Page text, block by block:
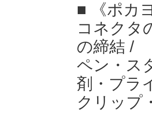
■ 《ポカ
コネクタ
の締結 /
ペン・ス
剤・プラ
クリップ